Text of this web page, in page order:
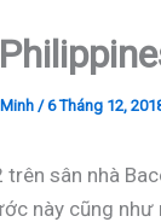
/6 Tháng 12,
trên sân nhà
này cũng như